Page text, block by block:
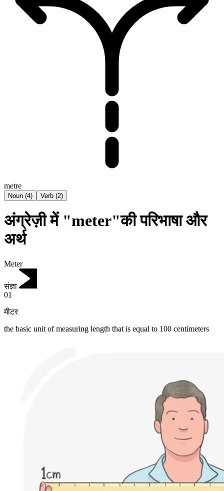
metre
Noun (4) Verb (2)
अंग्रेज़ी में "meter"की परिभाषा और
अर्थ
Meter
संज्ञा
01
मीटर
the basic unit of measuring length that is equal to 100 centimeters